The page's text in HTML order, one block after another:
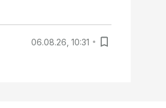
06.08.26, 10:31